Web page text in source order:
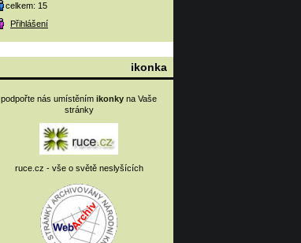
celkem: 15
Přihlášení
ikonka
podpořte nás umístěním ikonky na Vaše
stránky
ruce.cz - vše o světě neslyšících